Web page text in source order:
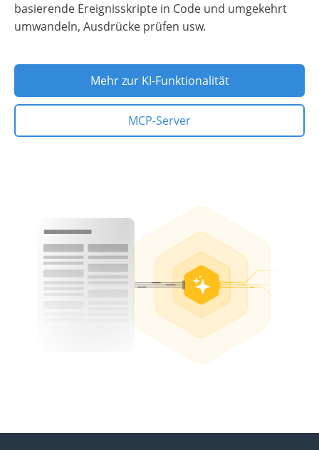
basierende Ereignisskripte in Code und umgekehrt
umwandeln, Ausdrücke prüfen usw.
Mehr zur KI-Funktionalität
MCP-Server